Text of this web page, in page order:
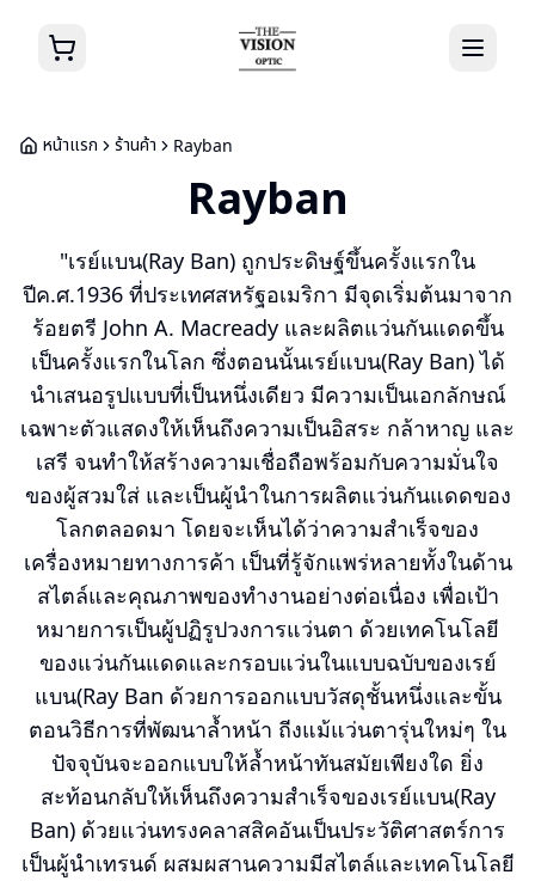
หน้าแรก ร้านค้า Rayban
Rayban
"เรย์แบน(Ray Ban) ถูกประดิษฐ์ขึ้นครั้งแรกใน
ปีค.ศ.1936 ที่ประเทศสหรัฐอเมริกา มีจุดเริ่มต้นมาจาก
ร้อยตรี John A. Macready และผลิตแว่นกันแดดขึ้น
เป็นครั้งแรกในโลก ซึ่งตอนนั้นเรย์แบน(Ray Ban) ได้
นำเสนอรูปแบบที่เป็นหนึ่งเดียว มีความเป็นเอกลักษณ์
เฉพาะตัวแสดงให้เห็นถึงความเป็นอิสระ กล้าหาญ และ
เสรี จนทำให้สร้างความเชื่อถือพร้อมกับความมั่นใจ
ของผู้สวมใส่ และเป็นผู้นำในการผลิตแว่นกันแดดของ
โลกตลอดมา โดยจะเห็นได้ว่าความสำเร็จของ
เครื่องหมายทางการค้า เป็นที่รู้จักแพร่หลายทั้งในด้าน
สไตล์และคุณภาพของทำงานอย่างต่อเนื่อง เพื่อเป้า
หมายการเป็นผู้ปฏิรูปวงการแว่นตา ด้วยเทคโนโลยี
ของแว่นกันแดดและกรอบแว่นในแบบฉบับของเรย์
แบน(Ray Ban ด้วยการออกแบบวัสดุชั้นหนึ่งและขั้น
ตอนวิธีการที่พัฒนาล้ำหน้า ถีงแม้แว่นตารุ่นใหม่ๆ ใน
ปัจจุบันจะออกแบบให้ล้ำหน้าทันสมัยเพียงใด ยิ่ง
สะท้อนกลับให้เห็นถึงความสำเร็จของเรย์แบน(Ray
Ban) ด้วยแว่นทรงคลาสสิคอันเป็นประวัติศาสตร์การ
เป็นผู้นำเทรนด์ ผสมผสานความมีสไตล์และเทคโนโลยี